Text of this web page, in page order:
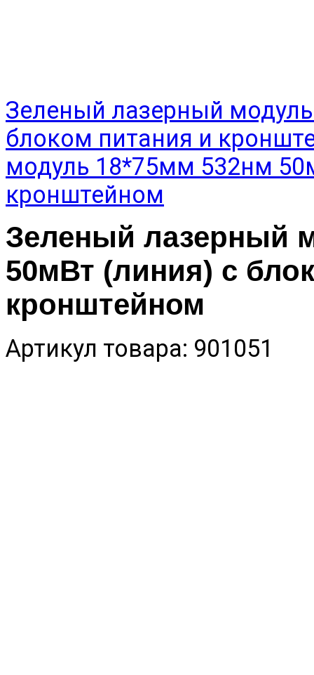
Зеленый лазерный
блоком питания и
модуль 18*75мм 532нм
кронштейном
Зеленый лазерный
50мВт (линия) с
кронштейном
Артикул товара: 901051